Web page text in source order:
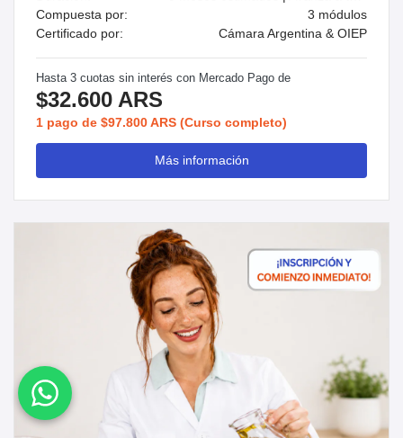
Compuesta por:
3 módulos
Certificado por:
Cámara Argentina & OIEP
Hasta 3 cuotas sin interés con Mercado Pago de
$32.600 ARS
1 pago de $97.800 ARS (Curso completo)
Más información